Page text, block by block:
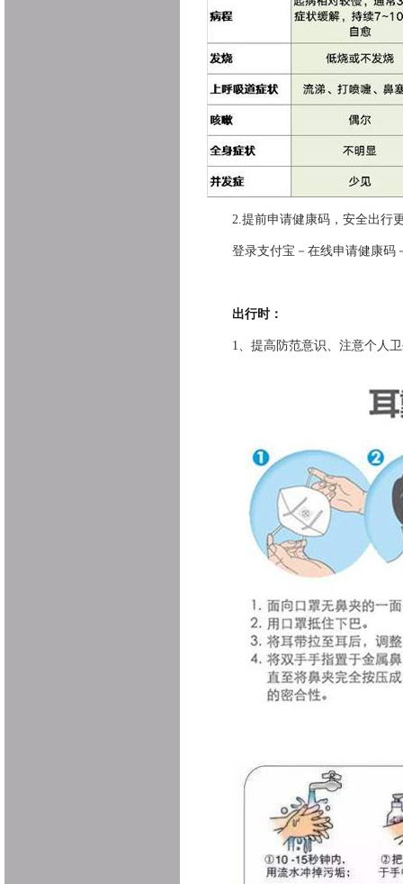
2.提前申请健康码，安全出行
登录支付宝－在线申请健康码
出行时：
1、 提高防范意识、注意个人